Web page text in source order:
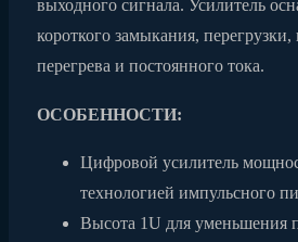
выходного сигнала. Усилитель
короткого замыкания,
перегрева и постоянного тока.
ОСОБЕННОСТИ:
Цифровой усилитель
технологией импульсного
Высота 1U для уменьшения